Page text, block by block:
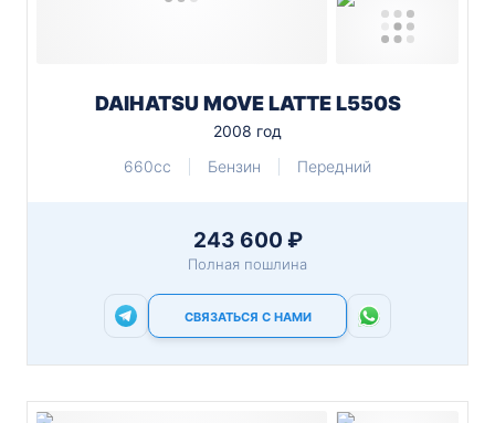
DAIHATSU MOVE LATTE L550S
2008 год
660cc
Бензин Передний
243 600 ₽
Полная пошлина
СВЯЗАТЬСЯ С НАМИ